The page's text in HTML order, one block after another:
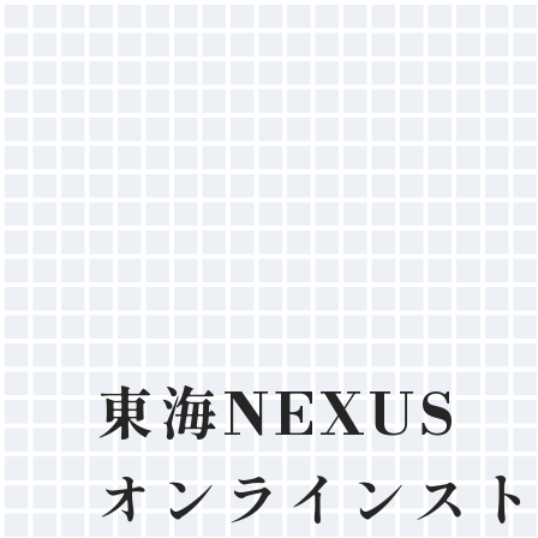
東海NEXUS
オンラインス